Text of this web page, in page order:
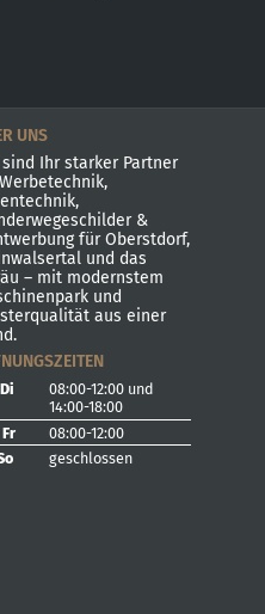
UNS
Ihr starker Partner
&
für Oberstdorf,
und das
– mit modernstem
und
aus einer
08:00-12:00 und
14:00-18:00
08:00-12:00
geschlossen